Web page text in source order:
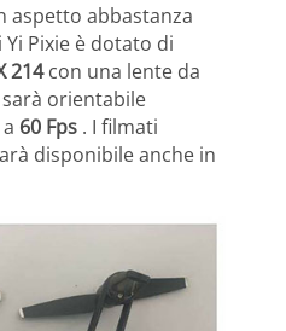
aspetto abbastanza
Pixie è dotato di
214con una lente da
sarà orientabile
a 60 Fps . I filmati
disponibile anche in